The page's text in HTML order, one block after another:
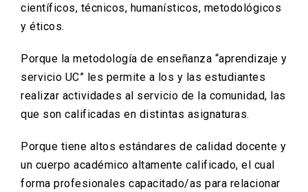
científicos, técnicos, humanísticos, metodológicos
y éticos.
Porque la metodología de enseñanza “aprendizaje y
servicio UC” les permite a los y las estudiantes
realizar actividades al servicio de la comunidad, las
que son calificadas en distintas asignaturas.
Porque tiene altos estándares de calidad docente y
un cuerpo académico altamente calificado, el cual
forma profesionales capacitado/as para relacionar